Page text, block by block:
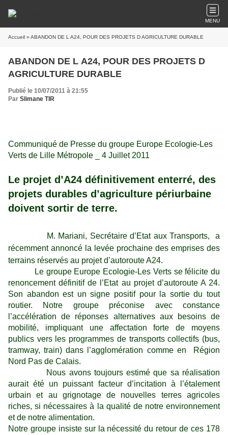
MENU
Accueil » ABANDON DE L A24, POUR DES PROJETS D AGRICULTURE DURABLE
ABANDON DE L A24, POUR DES PROJETS D
AGRICULTURE DURABLE
Publié le 10/07/2011 à 21:55
Par Slimane TIR
Communiqué de Presse du groupe Europe Ecologie-Les
Verts de Lille Métropole _ 4 Juillet 2011
Le projet d’A24 définitivement enterré, des
projets durables d’agriculture périurbaine
doivent sortir de terre.
M. Mariani, Secrétaire d’Etat aux Transports, a
récemment annoncé la levée prochaine des emprises des
terrains réservés au projet d’autoroute A24.
Le groupe Europe Ecologie-Les Verts se félicite du
renoncement définitif de l’Etat au projet d’autoroute A 24.
Son abandon est un signe positif pour la sortie du tout
routier. Notre groupe préconise avec constance
l’accélération de réponses alternatives aux besoins de
mobilité, impliquant une affectation forte de moyens
publics vers les programmes de transports collectifs (bus,
tramway, train) dans l’agglomération comme en Région
Nord Pas de Calais.
Nous avons toujours estimé que sa réalisation
aurait été un puissant facteur d’incitation à l’étalement
urbain et au grignotage de nouvelles terres agricoles
riches, si nécessaires à la qualité de notre environnement
et de notre alimentation.
Notre groupe insiste sur la nécessité du retour de ces 178